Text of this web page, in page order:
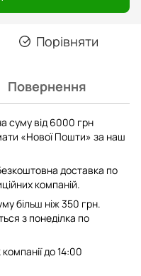
Порівняти
Повернення
суму від 6000 грн
«Нової Пошти» за наш
доставка по
компаній.
більш ніж 350 грн.
з понеділка по
до 14:00